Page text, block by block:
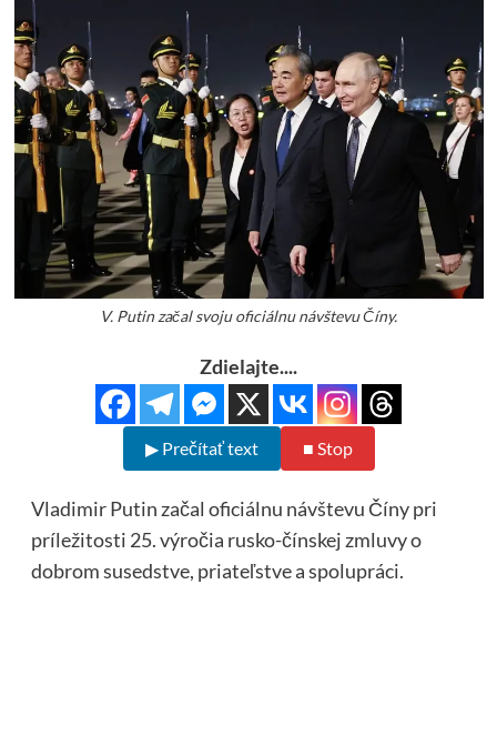
V. Putin začal svoju oficiálnu návštevu Číny.
Zdielajte....
▶ Prečítať text ■ Stop
Vladimir Putin začal oficiálnu návštevu Číny pri
príležitosti 25. výročia rusko-čínskej zmluvy o
dobrom susedstve, priateľstve a spolupráci.